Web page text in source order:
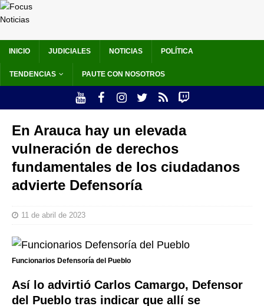
INICIO JUDICIALES NOTICIAS POLÍTICA
TENDENCIAS PAUTE CON NOSOTROS
En Arauca hay un elevada
vulneración de derechos
fundamentales de los ciudadanos
advierte Defensoría
11 de abril de 2023
Funcionarios Defensoría del Pueblo
Así lo advirtió Carlos Camargo, Defensor
del Pueblo tras indicar que allí se